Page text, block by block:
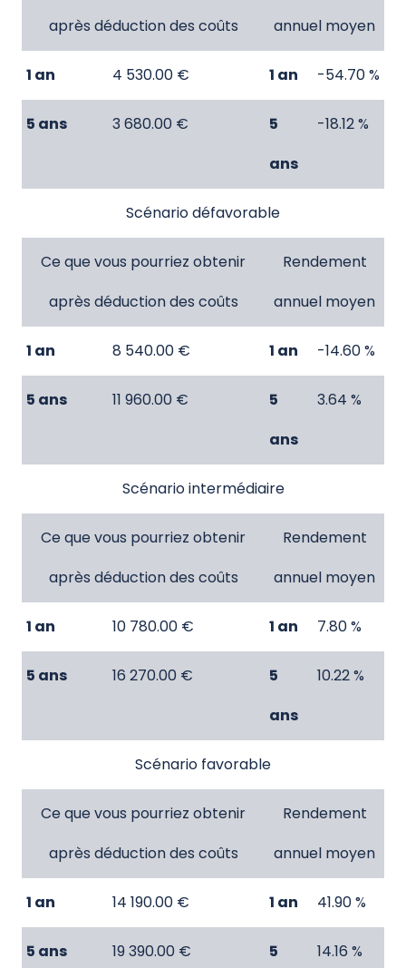
après déduction des coûts
annuel moyen
1 an 4 530.00 € 1 an -54.70 %
5 ans 3 680.00 €
5
ans
-18.12 %
Scénario défavorable
Ce que vous pourriez obtenir
après déduction des coûts
Rendement
annuel moyen
1 an 8 540.00 € 1 an -14.60 %
5 ans 11 960.00 €
5
ans
3.64 %
Scénario intermédiaire
Ce que vous pourriez obtenir
après déduction des coûts
Rendement
annuel moyen
1 an 10 780.00 € 1 an 7.80 %
5 ans 16 270.00 €
5
ans
10.22 %
Scénario favorable
Ce que vous pourriez obtenir
après déduction des coûts
Rendement
annuel moyen
1 an 14 190.00 € 1 an 41.90 %
5 ans 19 390.00 € 5 14.16 %